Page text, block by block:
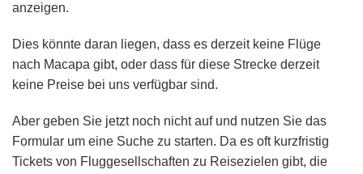
anzeigen.
Dies könnte daran liegen, dass es derzeit keine Flüge
nach Macapa gibt, oder dass für diese Strecke derzeit
keine Preise bei uns verfügbar sind.
Aber geben Sie jetzt noch nicht auf und nutzen Sie das
Formular um eine Suche zu starten. Da es oft kurzfristig
Tickets von Fluggesellschaften zu Reisezielen gibt, die